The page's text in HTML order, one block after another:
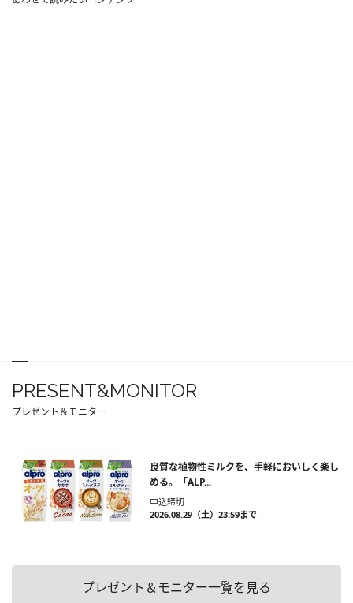
PRESENT&MONITOR
プレゼント＆モニター
良質な植物性ミルクを、手軽においしく楽し
める。「ALP...
申込締切
2026.08.29（土）23:59まで
プレゼント＆モニター一覧を見る